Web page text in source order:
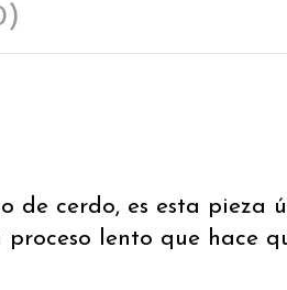
cerdo, es esta
lento que hace